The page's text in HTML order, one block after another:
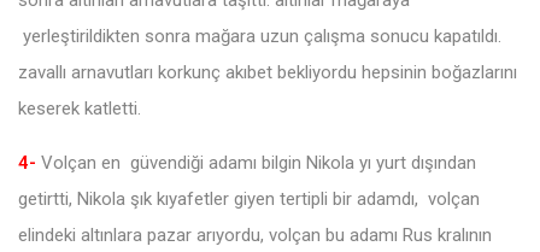
yerleştirildikten sonra mağara uzun çalışma sonucu kapatıldı.
zavallı arnavutları korkunç akıbet bekliyordu hepsinin boğazlarını
keserek katletti.
4- Volçan en güvendiği adamı bilgin Nikola yı yurt dışından
getirtti, Nikola şık kıyafetler giyen tertipli bir adamdı, volçan
elindeki altınlara pazar arıyordu, volçan bu adamı Rus kralının